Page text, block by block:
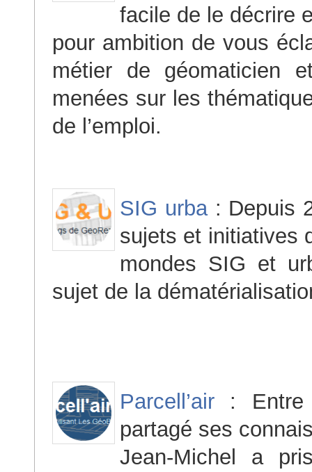
facile de le décrire
pour ambition de vous
métier de géomaticien
menées sur les
de l’emploi.
SIG urba: Depuis
sujets et initiatives
mondes SIG et
sujet de la
Parcell’air : Entre
partagé ses
Jean-Michel a